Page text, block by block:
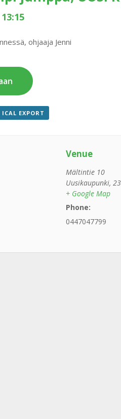
13:15
ohjaaja Jenni
ICAL EXPORT
Venue
Mältintie 10
Uusikaupunki,
+ Google Map
Phone:
0447047799